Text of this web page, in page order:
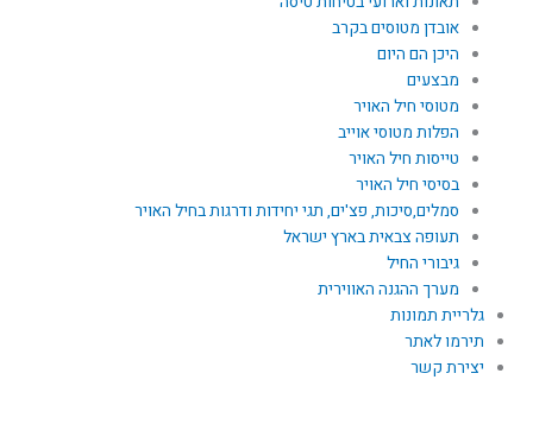
אובדן מטוסים בקרב
היכן הם היום
מבצעים
מטוסי חיל האויר
הפלות מטוסי אוייב
טייסות חיל האויר
בסיסי חיל האויר
סמלים,סיכות, פצ'ים, תגי יחידות ודרגות בחיל האויר
תעופה צבאית בארץ ישראל
גיבורי החיל
מערך ההגנה האווירית
גלריית תמונות
תירמו לאתר
יצירת קשר